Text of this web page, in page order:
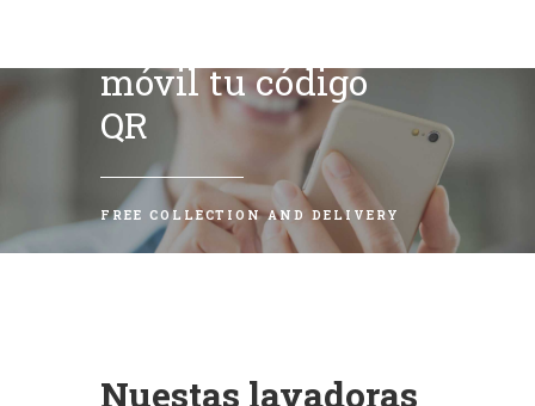
móvil tu código
QR
FREE COLLECTION AND DELIVERY
Nuestas lavadoras